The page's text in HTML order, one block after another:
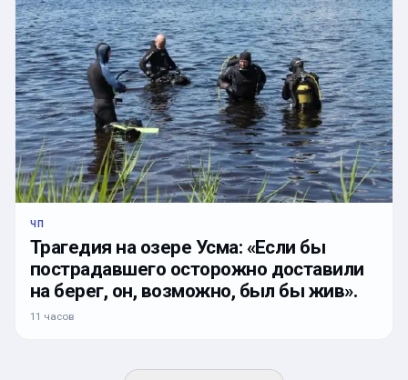
ЧП
Трагедия на озере Усма: «Если бы
пострадавшего осторожно доставили
на берег, он, возможно, был бы жив».
11 часов